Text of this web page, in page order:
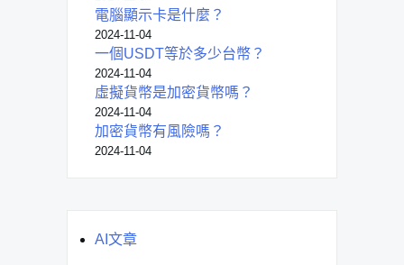
電腦顯示卡是什麼？
2024-11-04
一個USDT等於多少台幣？
2024-11-04
虛擬貨幣是加密貨幣嗎？
2024-11-04
加密貨幣有風險嗎？
2024-11-04
AI文章